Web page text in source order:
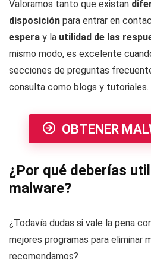
Valoramos tanto que existan
disposición para entrar en
espera y la utilidad de las
mismo modo, es excelente
secciones de preguntas
consulta como blogs y tutoriales.
OBTENER
¿Por qué deberías
malware?
¿Todavía dudas si vale la pena
mejores programas para eliminar
recomendamos?